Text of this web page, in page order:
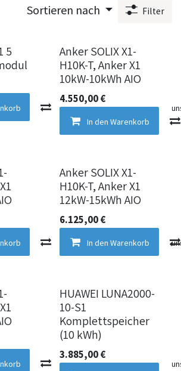
Sortieren nach
Filter
5
Vergleichen Auf die
Anker SOLIX X1-
H10K-T, Anker X1
10kW-10kWh AIO
4.550,00€
In den Warenkorb
Vergleichen Auf die
Anker SOLIX X1-
H10K-T, Anker X1
12kW-15kWh AIO
6.125,00€
In den Warenkorb
Vergleichen Auf die
HUAWEI LUNA2000-
10-S1
Komplettspeicher
(10 kWh)
3.885,00€